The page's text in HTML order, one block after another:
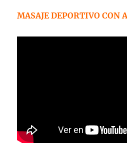
MASAJE DEPORTIVO CON